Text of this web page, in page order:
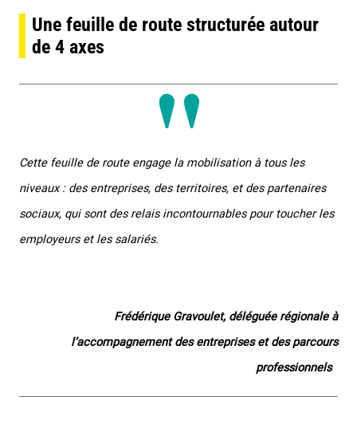
Une feuille de route structurée autour
de 4 axes
Cette feuille de route engage la mobilisation à tous les
niveaux : des entreprises, des territoires, et des partenaires
sociaux, qui sont des relais incontournables pour toucher les
employeurs et les salariés.
Frédérique Gravoulet, déléguée régionale à
l’accompagnement des entreprises et des parcours
professionnels